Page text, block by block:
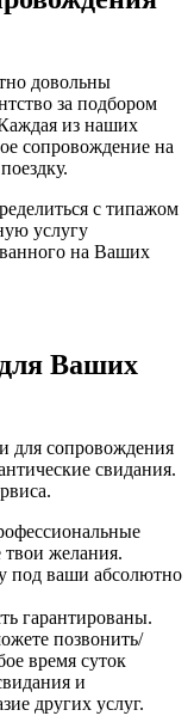
довольны
за подбором
из наших
сопровождение на
с типажом
услугу
на Ваших
Ваших
для сопровождения
свидания.
твои желания.
под ваши абсолютно
гарантированы.
позвонить/
время суток
и
других услуг.